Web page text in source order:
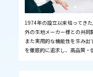
1974年の設立以来培ってき
外の生地メーカー様との共同
また実用的な機能性を生み
を徹底的に追求し、高品質・